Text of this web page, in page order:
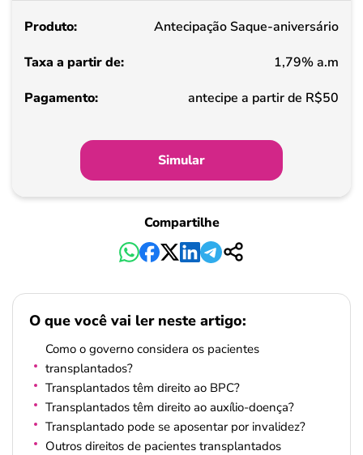
de
Pagamento
Antecipação Saque-aniversário
1,79% a.m
antecipe a partir de R$50
Simular
Compartilhe
O que você vai ler neste artigo:
Como o governo considera os pacientes
transplantados?
Transplantados têm direito ao BPC?
Transplantados têm direito ao auxílio-doença?
Transplantado pode se aposentar por invalidez?
Outros direitos de pacientes transplantados